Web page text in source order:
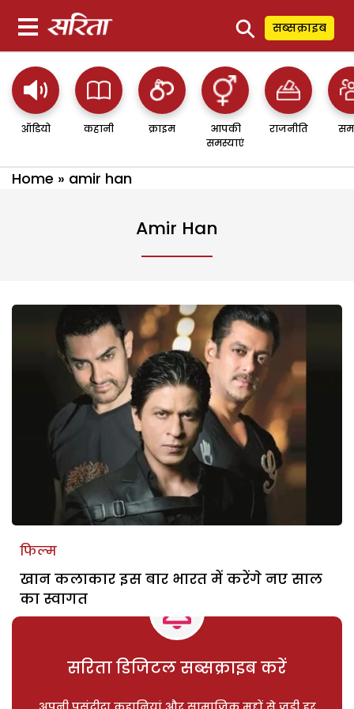
⚲ सब्सक्राइब
ऑडियो कहानी क्राइम
आपकी
समस्याएं
राजनीति
Home » amir han
Amir Han
फिल्म
खान कलाकार इस बार भारत में करेंगे नए साल
का स्वागत
सरिता डिजिटल सब्सक्राइब करें